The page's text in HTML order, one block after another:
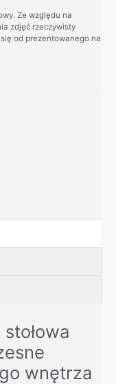
Ze względu na
zdjęć rzeczywisty
od prezentowanego na
wnętrza